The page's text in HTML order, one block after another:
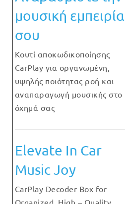
μουσική εμπειρία
σου
Κουτί αποκωδικοποίησης
CarPlay για οργανωμένη,
υψηλής ποιότητας ροή και
αναπαραγωγή μουσικής στο
όχημά σας
Elevate In Car
Music Joy
CarPlay Decoder Box for
Organized, High – Quality